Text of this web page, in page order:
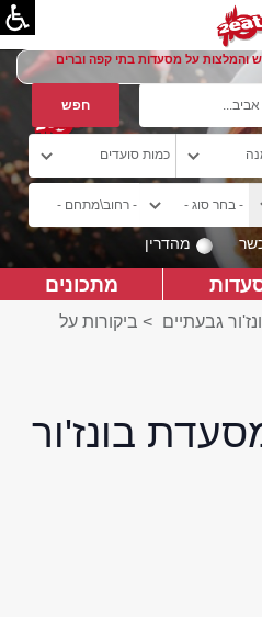
והמלצות על מסעדות בתי קפה וברים
מהדרין
מתכונים
גבעתיים > ביקורות על
בונז'ור